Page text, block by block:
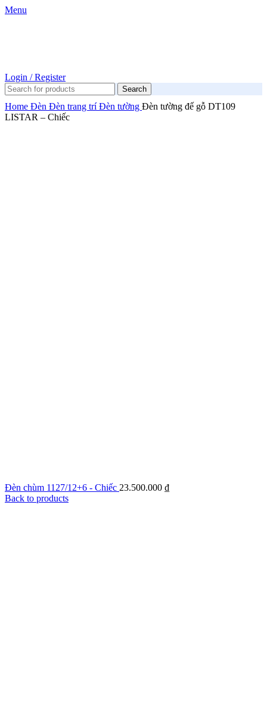
Menu
Login / Register
Search
Home Đèn Đèn trang tríĐèn tường Đèn tường đế gỗ DT109
LISTAR – Chiếc
Đèn chùm 1127/12+6 - Chiếc 23.500.000 ₫
Back to products